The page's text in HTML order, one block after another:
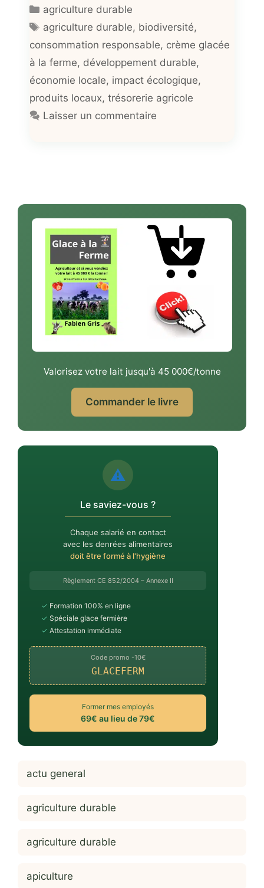
Catégories
agriculture durable
Étiquettes
agriculture durable, biodiversité,
consommation responsable, crème glacée
à la ferme, développement durable,
économie locale, impact écologique,
produits locaux, trésorerie agricole
Laisser un commentaire
Valorisez votre lait jusqu'à 45 000€/tonne
Commander le livre
⚠️
Le saviez-vous ?
Chaque salarié en contact
avec les denrées alimentaires
doit être formé à l'hygiène
Règlement CE 852/2004 – Annexe II
✓ Formation 100% en ligne
✓ Spéciale glace fermière
✓ Attestation immédiate
Code promo -10€
GLACEFERM
Former mes employés
69€ au lieu de 79€
actu general
agriculture durable
agriculture durable
apiculture